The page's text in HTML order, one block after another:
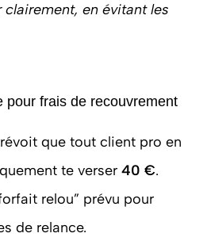
clairement, en évitant les
pour frais de recouvrement
que tout client pro en
te verser 40 €.
relou” prévu pour
de relance.